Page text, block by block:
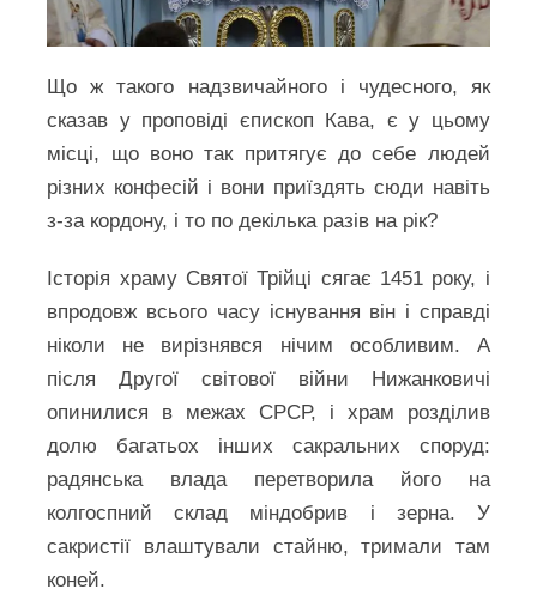
Що ж такого надзвичайного і чудесного, як
сказав у проповіді єпископ Кава, є у цьому
місці, що воно так притягує до себе людей
різних конфесій і вони приїздять сюди навіть
з‑за кордону, і то по декілька разів на рік?
Історія храму Святої Трійці сягає 1451 року, і
впродовж всього часу існування він і справді
ніколи не вирізнявся нічим особливим. А
після Другої світової війни Нижанковичі
опинилися в межах СРСР, і храм розділив
долю багатьох інших сакральних споруд:
радянська влада перетворила його на
колгоспний склад міндобрив і зерна. У
сакристії влаштували стайню, тримали там
коней.